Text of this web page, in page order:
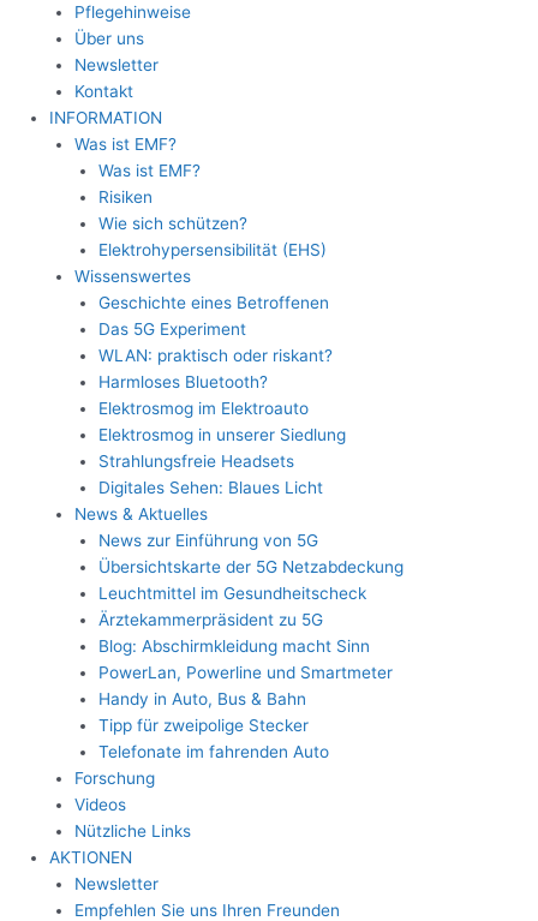
Pflegehinweise
Über uns
Newsletter
Kontakt
INFORMATION
Was ist EMF?
Was ist EMF?
Risiken
Wie sich schützen?
Elektrohypersensibilität (EHS)
Wissenswertes
Geschichte eines Betroffenen
Das 5G Experiment
WLAN: praktisch oder riskant?
Harmloses Bluetooth?
Elektrosmog im Elektroauto
Elektrosmog in unserer Siedlung
Strahlungsfreie Headsets
Digitales Sehen: Blaues Licht
News & Aktuelles
News zur Einführung von 5G
Übersichtskarte der 5G Netzabdeckung
Leuchtmittel im Gesundheitscheck
Ärztekammerpräsident zu 5G
Blog: Abschirmkleidung macht Sinn
PowerLan, Powerline und Smartmeter
Handy in Auto, Bus & Bahn
Tipp für zweipolige Stecker
Telefonate im fahrenden Auto
Forschung
Videos
Nützliche Links
AKTIONEN
Newsletter
Empfehlen Sie uns Ihren Freunden